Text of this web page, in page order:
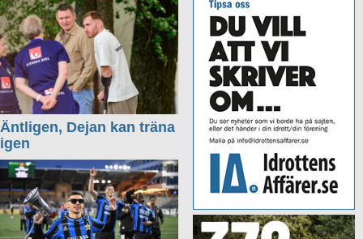
Äntligen, Dejan kan träna
igen